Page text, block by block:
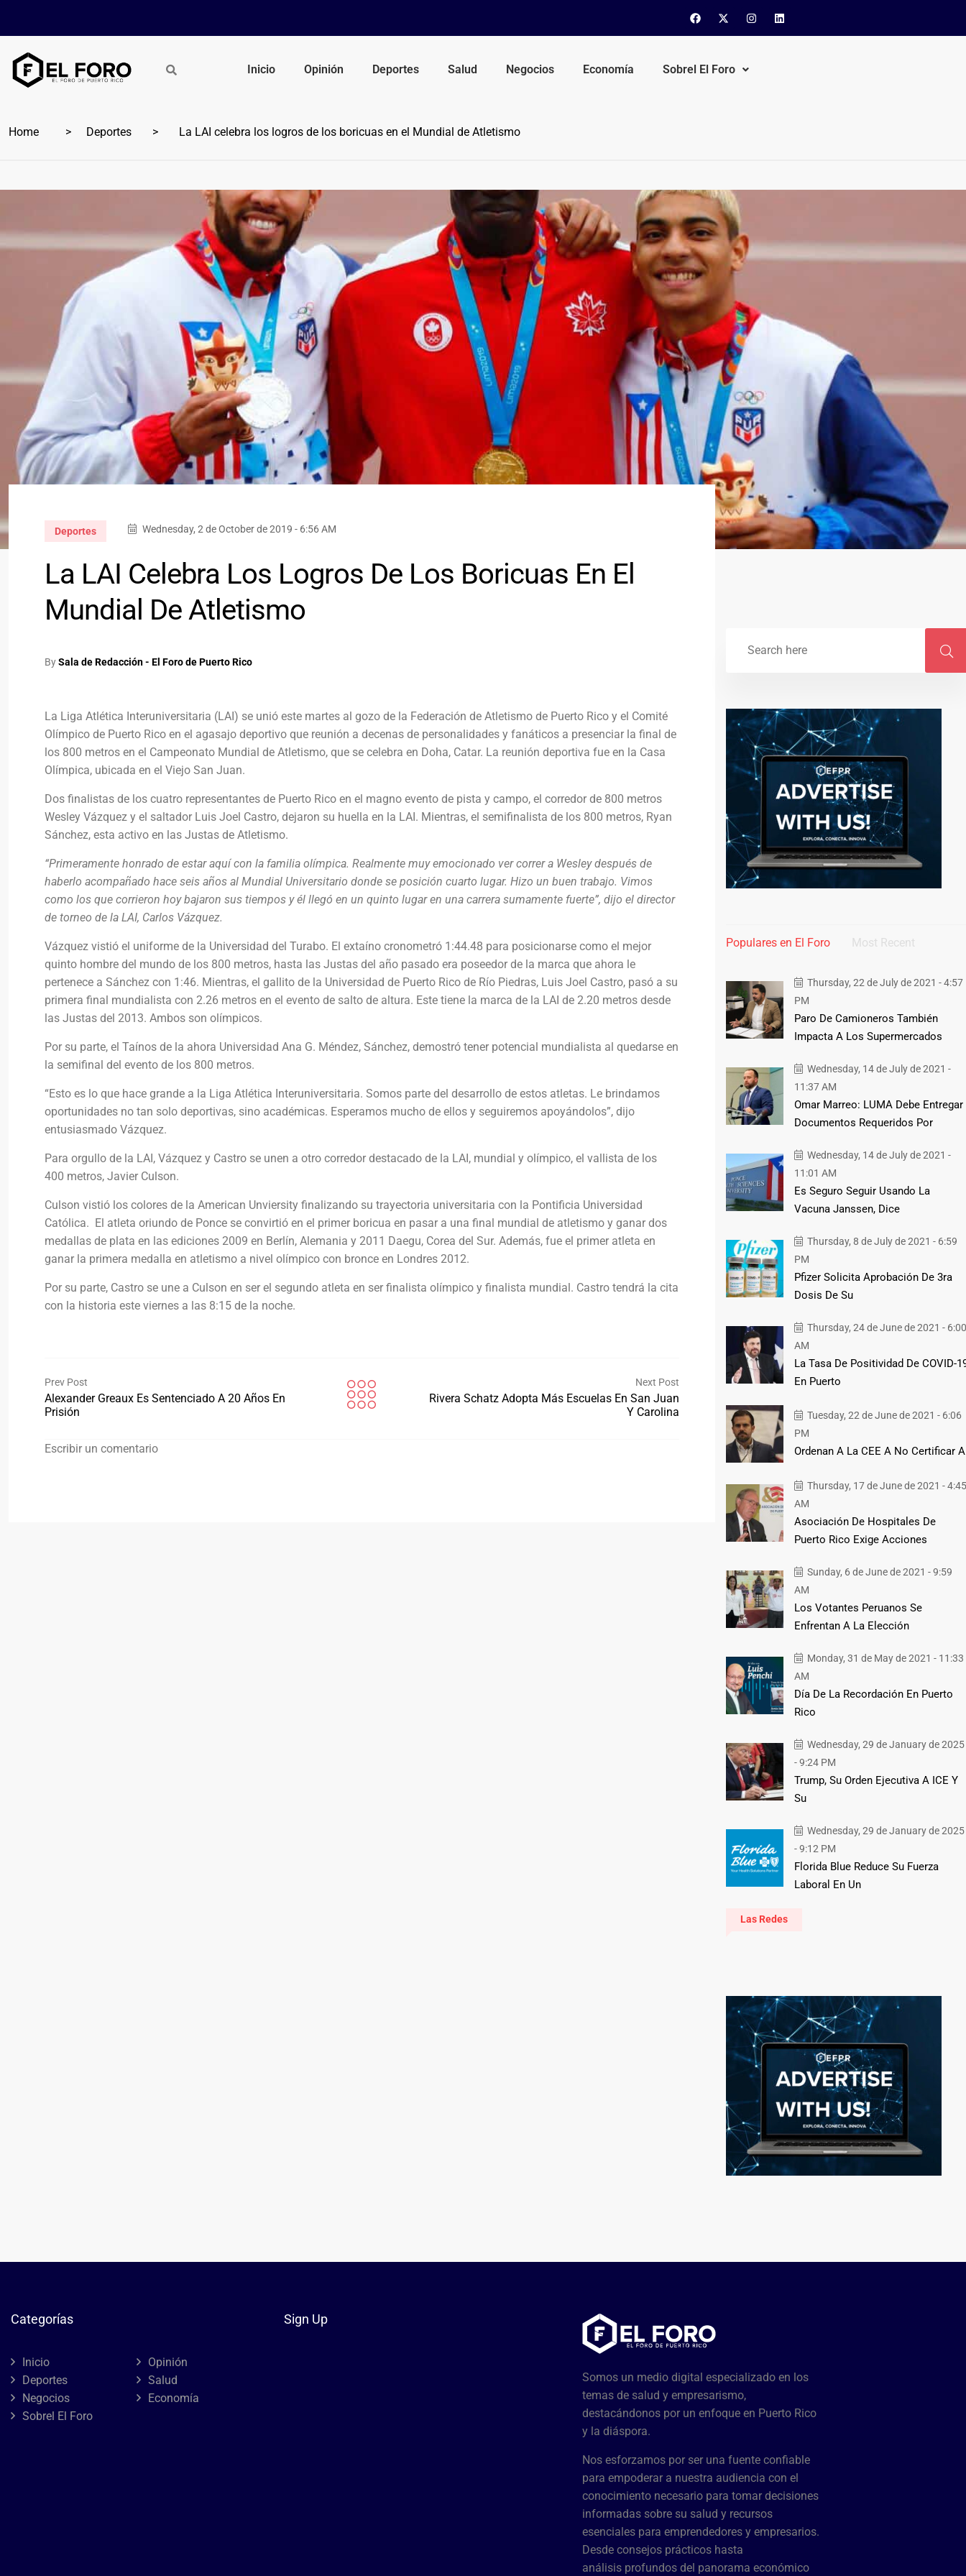
Inicio Opinión Deportes Salud Negocios Economía Sobrel El Foro
Home Deportes La LAI celebra los logros de los boricuas en el Mundial de Atletismo
Deportes Wednesday, 2 de October de 2019 - 6:56 AM
La LAI Celebra Los Logros De Los Boricuas En El
Mundial De Atletismo
BySala de Redacción - El Foro de Puerto Rico
La Liga Atlética Interuniversitaria (LAI) se unió este martes al gozo de la Federación de Atletismo de Puerto Rico y el Comité
Olímpico de Puerto Rico en el agasajo deportivo que reunión a decenas de personalidades y fanáticos a presenciar la final de
los 800 metros en el Campeonato Mundial de Atletismo, que se celebra en Doha, Catar. La reunión deportiva fue en la Casa
Olímpica, ubicada en el Viejo San Juan.
Dos finalistas de los cuatro representantes de Puerto Rico en el magno evento de pista y campo, el corredor de 800 metros
Wesley Vázquez y el saltador Luis Joel Castro, dejaron su huella en la LAI. Mientras, el semifinalista de los 800 metros, Ryan
Sánchez, esta activo en las Justas de Atletismo.
“Primeramente honrado de estar aquí con la familia olímpica. Realmente muy emocionado ver correr a Wesley después de
haberlo acompañado hace seis años al Mundial Universitario donde se posición cuarto lugar. Hizo un buen trabajo. Vimos
como los que corrieron hoy bajaron sus tiempos y él llegó en un quinto lugar en una carrera sumamente fuerte”, dijo el director
de torneo de la LAI, Carlos Vázquez.
Vázquez vistió el uniforme de la Universidad del Turabo. El extaíno cronometró 1:44.48 para posicionarse como el mejor
quinto hombre del mundo de los 800 metros, hasta las Justas del año pasado era poseedor de la marca que ahora le
pertenece a Sánchez con 1:46. Mientras, el gallito de la Universidad de Puerto Rico de Río Piedras, Luis Joel Castro, pasó a su
primera final mundialista con 2.26 metros en el evento de salto de altura. Este tiene la marca de la LAI de 2.20 metros desde
las Justas del 2013. Ambos son olímpicos.
Por su parte, el Taínos de la ahora Universidad Ana G. Méndez, Sánchez, demostró tener potencial mundialista al quedarse en
la semifinal del evento de los 800 metros.
“Esto es lo que hace grande a la Liga Atlética Interuniversitaria. Somos parte del desarrollo de estos atletas. Le brindamos
oportunidades no tan solo deportivas, sino académicas. Esperamos mucho de ellos y seguiremos apoyándolos”, dijo
entusiasmado Vázquez.
Para orgullo de la LAI, Vázquez y Castro se unen a otro corredor destacado de la LAI, mundial y olímpico, el vallista de los
400 metros, Javier Culson.
Culson vistió los colores de la American Unviersity finalizando su trayectoria universitaria con la Pontificia Universidad
Católica. El atleta oriundo de Ponce se convirtió en el primer boricua en pasar a una final mundial de atletismo y ganar dos
medallas de plata en las ediciones 2009 en Berlín, Alemania y 2011 Daegu, Corea del Sur. Además, fue el primer atleta en
ganar la primera medalla en atletismo a nivel olímpico con bronce en Londres 2012.
Por su parte, Castro se une a Culson en ser el segundo atleta en ser finalista olímpico y finalista mundial. Castro tendrá la cita
con la historia este viernes a las 8:15 de la noche.
Prev Post
Alexander Greaux Es Sentenciado A 20 Años En
Prisión
Next Post
Rivera Schatz Adopta Más Escuelas En San Juan
Y Carolina
Escribir un comentario
Populares en El Foro Most Recent
Thursday, 22 de July de 2021 - 4:57
PM
Paro De Camioneros También
Impacta A Los Supermercados
Wednesday, 14 de July de 2021 -
11:37 AM
Omar Marreo: LUMA Debe Entregar
Documentos Requeridos Por
Wednesday, 14 de July de 2021 -
11:01 AM
Es Seguro Seguir Usando La
Vacuna Janssen, Dice
Thursday, 8 de July de 2021 - 6:59
PM
Pfizer Solicita Aprobación De 3ra
Dosis De Su
Thursday, 24 de June de 2021 - 6:00
AM
La Tasa De Positividad De COVID-
En Puerto
Tuesday, 22 de June de 2021 - 6:06
PM
Ordenan A La CEE A No Certificar A
Thursday, 17 de June de 2021 - 4:45
AM
Asociación De Hospitales De
Puerto Rico Exige Acciones
Sunday, 6 de June de 2021 - 9:59
AM
Los Votantes Peruanos Se
Enfrentan A La Elección
Monday, 31 de May de 2021 - 11:33
AM
Día De La Recordación En Puerto
Rico
Wednesday, 29 de January de 2025
- 9:24 PM
Trump, Su Orden Ejecutiva A ICE Y
Su
Wednesday, 29 de January de 2025
- 9:12 PM
Florida Blue Reduce Su Fuerza
Laboral En Un
Las Redes
Categorías
Inicio
Opinión
Deportes
Salud
Negocios
Economía
Sobrel El Foro
Sign Up
Somos un medio digital especializado en los
temas de salud y empresarismo,
destacándonos por un enfoque en Puerto Rico
y la diáspora.
Nos esforzamos por ser una fuente confiable
para empoderar a nuestra audiencia con el
conocimiento necesario para tomar decisiones
informadas sobre su salud y recursos
esenciales para emprendedores y empresarios.
Desde consejos prácticos hasta
análisis profundos del panorama económico